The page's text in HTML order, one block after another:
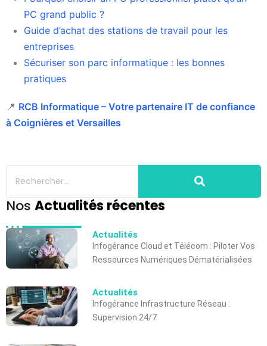
PC grand public ?
Guide d’achat des stations de travail pour les
entreprises
Sécuriser son parc informatique : les bonnes
pratiques
📍 RCB Informatique – Votre partenaire IT de confiance
à Coignières et Versailles
Nos Actualités récentes
Actualités
Infogérance Cloud et Télécom : Piloter Vos
Ressources Numériques Dématérialisées
Actualités
Infogérance Infrastructure Réseau :
Supervision 24/7